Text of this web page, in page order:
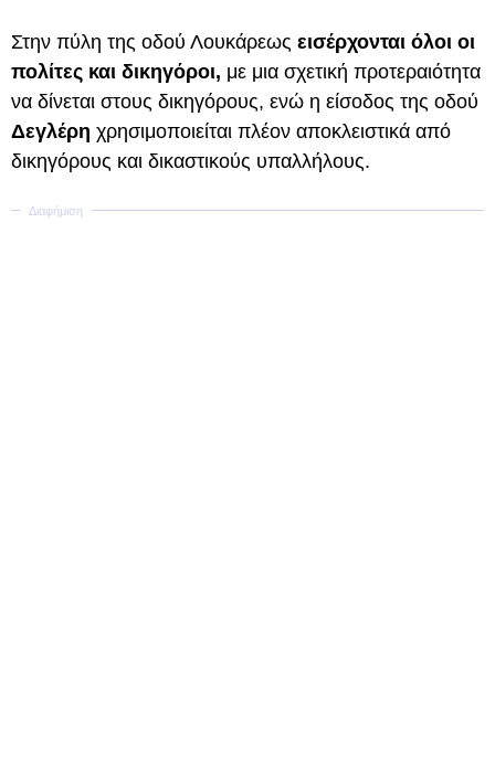
Στην πύλη της οδού Λουκάρεως εισέρχονται όλοι οι
πολίτες και δικηγόροι, με μια σχετική προτεραιότητα
να δίνεται στους δικηγόρους, ενώ η είσοδος της οδού
Δεγλέρη χρησιμοποιείται πλέον αποκλειστικά από
δικηγόρους και δικαστικούς υπαλλήλους.